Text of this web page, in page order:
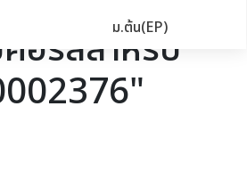
ท์ ม.ต้น(EP)
อร์สสำหรับ